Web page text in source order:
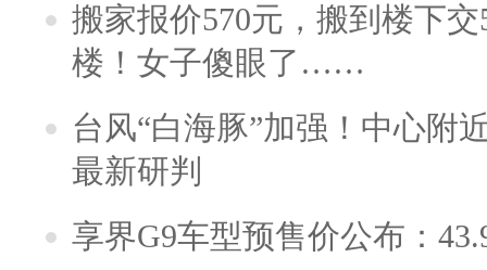
搬家报价570元，搬到楼下
楼！女子傻眼了……
台风“白海豚”加强！中心附
最新研判
享界G9车型预售价公布：